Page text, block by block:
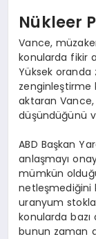
Nükleer
Vance,
konularda fikir
Yüksek oranda
zenginleştirme
aktaran Vance,
düşündüğünü
ABD Başkan
anlaşmayı
mümkün
netleşmediğini
uranyum
konularda bazı
bunun zaman